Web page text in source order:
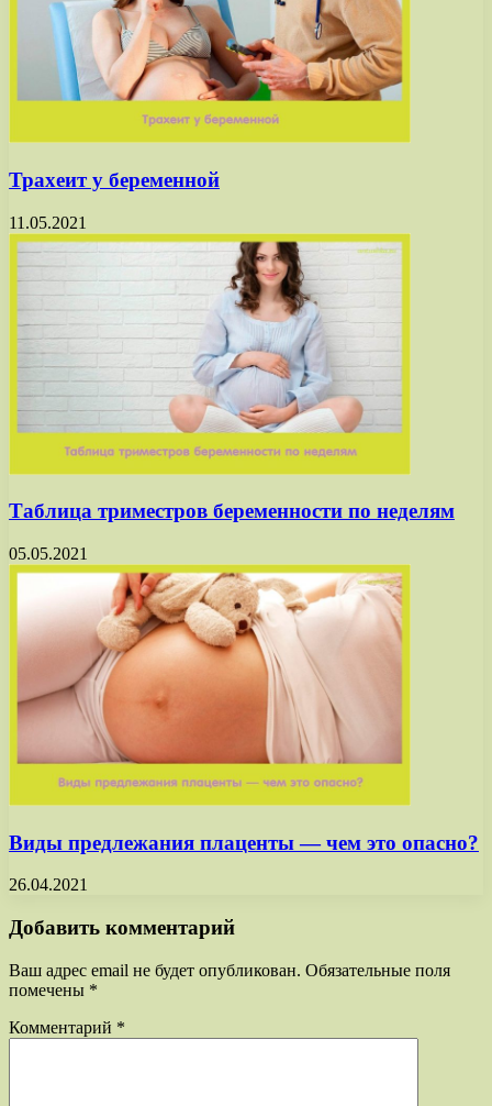
Трахеит у беременной
11.05.2021
Таблица триместров беременности по неделям
05.05.2021
Виды предлежания плаценты — чем это опасно?
26.04.2021
Добавить комментарий
Ваш адрес email не будет опубликован. Обязательные поля
помечены *
Комментарий *